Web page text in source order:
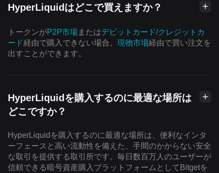
HyperLiquidはどこで買えますか？
トークンがP2P市場またはデビットカード/クレジットカ
ード経由で購入できない場合。 現物市場経由で買い注文を
出すことができます。
HyperLiquidを購入するのに最適な場所は
どこですか？
HyperLiquidを購入するのに最適な場所は、便利なインタ
ーフェースと高い流動性を備えた、手間のかからない安全
な取引を提供する取引所です。毎日数百万人のユーザーが
信頼できる暗号資産購入プラットフォームとしてBitgetを